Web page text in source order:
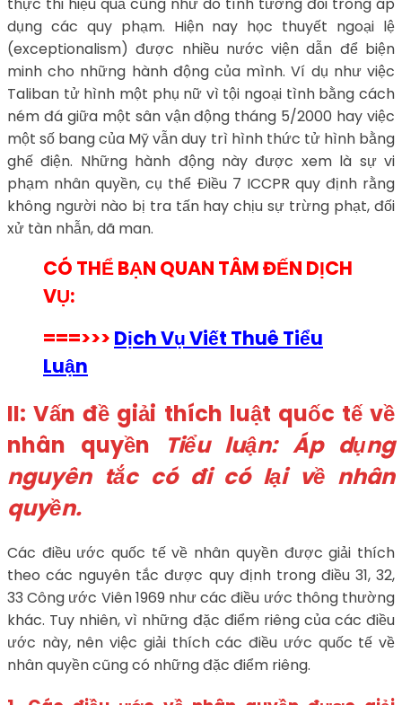
thực thi hiệu quả cũng như do tính tương đối trong áp
dụng các quy phạm. Hiện nay học thuyết ngoại lệ
(exceptionalism) được nhiều nước viện dẫn để biện
minh cho những hành động của mình. Ví dụ như việc
Taliban tử hình một phụ nữ vì tội ngoại tình bằng cách
ném đá giữa một sân vận động tháng 5/2000 hay việc
một số bang của Mỹ vẫn duy trì hình thức tử hình bằng
ghế điện. Những hành động này được xem là sự vi
phạm nhân quyền, cụ thể Điều 7 ICCPR quy định rằng
không người nào bị tra tấn hay chịu sự trừng phạt, đối
xử tàn nhẫn, dã man.
CÓ THỂ BẠN QUAN TÂM ĐẾN DỊCH
VỤ:
===>>> Dịch Vụ Viết Thuê Tiểu
Luận
II: Vấn đề giải thích luật quốc tế về
nhân quyền
Tiểu luận: Áp dụng
nguyên tắc có đi có lại về nhân
quyền.
Các điều ước quốc tế về nhân quyền được giải thích
theo các nguyên tắc được quy định trong điều 31, 32,
33 Công ước Viên 1969 như các điều ước thông thường
khác. Tuy nhiên, vì những đặc điểm riêng của các điều
ước này, nên việc giải thích các điều ước quốc tế về
nhân quyền cũng có những đặc điểm riêng.